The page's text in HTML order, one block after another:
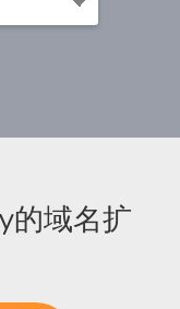
的域名扩